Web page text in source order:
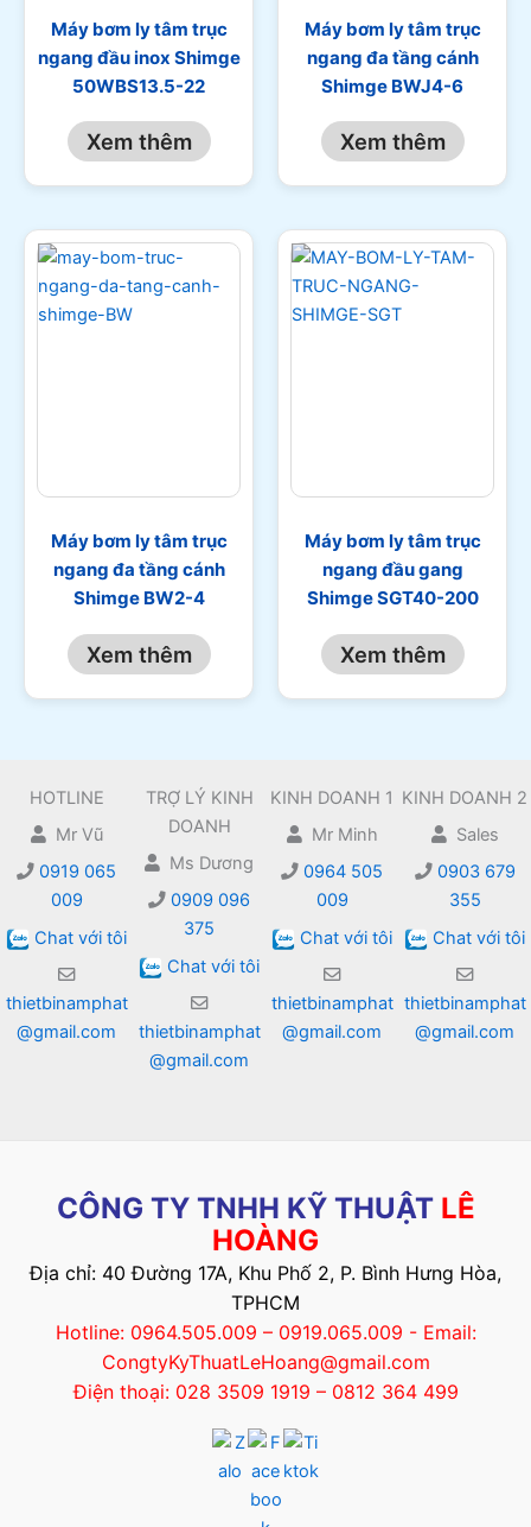
Máy bơm ly tâm trục
ngang đầu inox Shimge
50WBS13.5-22
Xem thêm
Máy bơm ly tâm trục
ngang đa tầng cánh
Shimge BWJ4-6
Xem thêm
Máy bơm ly tâm trục
ngang đa tầng cánh
Shimge BW2-4
Xem thêm
Máy bơm ly tâm trục
ngang đầu gang
Shimge SGT40-200
Xem thêm
HOTLINE
Mr Vũ
0919 065
009
Chat với tôi
thietbinamphat
@gmail.com
TRỢ LÝ KINH
DOANH
Ms Dương
0909 096
375
Chat với tôi
thietbinamphat
@gmail.com
KINH DOANH 1
Mr Minh
0964 505
009
Chat với tôi
thietbinamphat
@gmail.com
KINH DOANH 2
Sales
0903 679
355
Chat với tôi
thietbinamphat
@gmail.com
CÔNG TY TNHH KỸ THUẬT LÊ
HOÀNG
Địa chỉ: 40 Đường 17A, Khu Phố 2, P. Bình Hưng Hòa,
TPHCM
Hotline: 0964.505.009 – 0919.065.009 - Email:
CongtyKyThuatLeHoang@gmail.com
Điện thoại: 028 3509 1919 – 0812 364 499